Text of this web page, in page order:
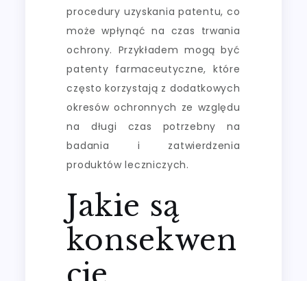
procedury uzyskania patentu, co
może wpłynąć na czas trwania
ochrony. Przykładem mogą być
patenty farmaceutyczne, które
często korzystają z dodatkowych
okresów ochronnych ze względu
na długi czas potrzebny na
badania i zatwierdzenia
produktów leczniczych.
Jakie są
konsekwen
cje